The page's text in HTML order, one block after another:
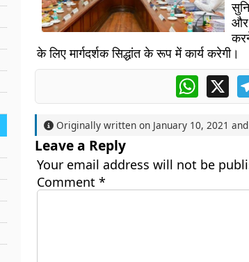
और
के लिए मार्गदर्शक सिद्धांत के रूप में कार्य करेगी।
X
Originally written on January 10, 2021
Leave a Reply
Your email address will not be
Comment *